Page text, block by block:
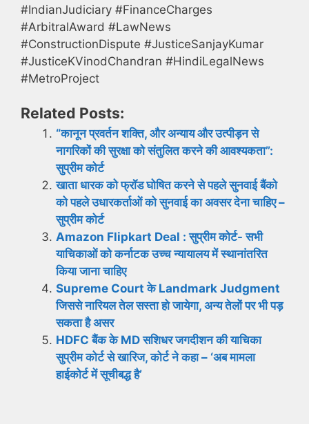
#IndianJudiciary #FinanceCharges
#ArbitralAward #LawNews
#ConstructionDispute #JusticeSanjayKumar
#JusticeKVinodChandran #HindiLegalNews
#MetroProject
Related Posts:
“कानून प्रवर्तन शक्ति, और अन्याय और उत्पीड़न से
नागरिकों की सुरक्षा को संतुलित करने की आवश्यकता”:
सुप्रीम कोर्ट
खाता धारक को फ्रॉड घोषित करने से पहले सुनवाई बैंको
को पहले उधारकर्ताओं को सुनवाई का अवसर देना चाहिए –
सुप्रीम कोर्ट
Amazon Flipkart Deal : सुप्रीम कोर्ट- सभी
याचिकाओं को कर्नाटक उच्च न्यायालय में स्थानांतरित
किया जाना चाहिए
Supreme Court के Landmark Judgment
जिससे नारियल तेल सस्ता हो जायेगा, अन्य तेलों पर भी पड़
सकता है असर
HDFC बैंक के MD सशिधर जगदीशन की याचिका
सुप्रीम कोर्ट से खारिज, कोर्ट ने कहा – ‘अब मामला
हाईकोर्ट में सूचीबद्ध है’